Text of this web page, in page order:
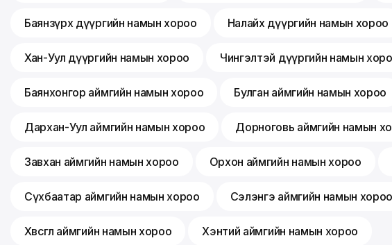
Баянзүрх дүүргийн намын хороо Налайх дүүргийн намын хороо
Хан-Уул дүүргийн намын хороо Чингэлтэй дүүргийн намын
Баянхонгор аймгийн намын хороо Булган аймгийн намын хороо
Дархан-Уул аймгийн намын хороо Дорноговь аймгийн намын
Завхан аймгийн намын хороо Орхон аймгийн намын хороо
Сүхбаатар аймгийн намын хороо Сэлэнгэ аймгийн намын хороо
Хөвсгөл аймгийн намын хороо Хэнтий аймгийн намын хороо